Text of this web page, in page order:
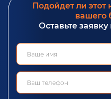
Подойдет ли этот
вашего
Оставьте